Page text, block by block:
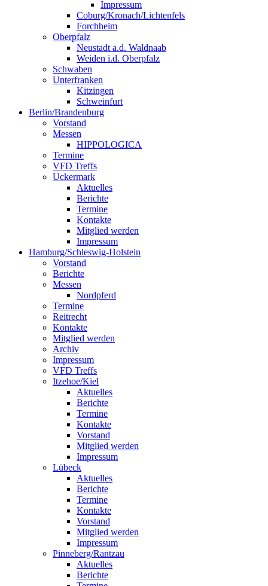
Impressum
Coburg/Kronach/Lichtenfels
Forchheim
Oberpfalz
Neustadt a.d. Waldnaab
Weiden i.d. Oberpfalz
Schwaben
Unterfranken
Kitzingen
Schweinfurt
Berlin/Brandenburg
Vorstand
Messen
HIPPOLOGICA
Termine
VFD Treffs
Uckermark
Aktuelles
Berichte
Termine
Kontakte
Mitglied werden
Impressum
Hamburg/Schleswig-Holstein
Vorstand
Berichte
Messen
Nordpferd
Termine
Reitrecht
Kontakte
Mitglied werden
Archiv
Impressum
VFD Treffs
Itzehoe/Kiel
Aktuelles
Berichte
Termine
Kontakte
Vorstand
Mitglied werden
Impressum
Lübeck
Aktuelles
Berichte
Termine
Kontakte
Vorstand
Mitglied werden
Impressum
Pinneberg/Rantzau
Aktuelles
Berichte